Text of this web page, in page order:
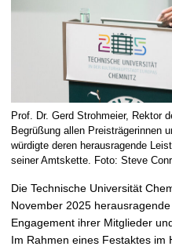
Prof. Dr. Gerd Strohmeier, Rektor
Begrüßung allen Preisträgerinnen
würdigte deren herausragende
seiner Amtskette. Foto: Steve
Die Technische Universität
November 2025
Engagement ihrer Mitglieder
Im Rahmen eines Festaktes im